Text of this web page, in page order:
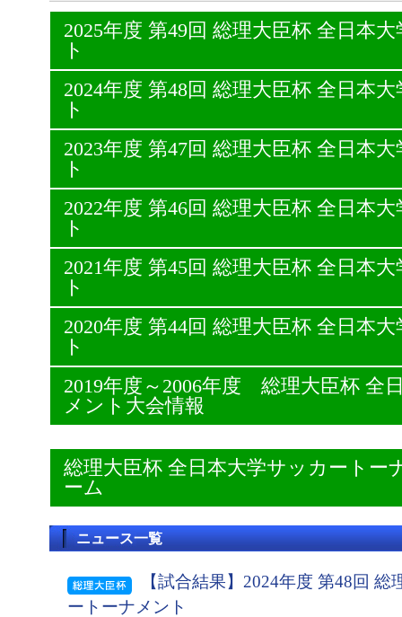
2025年度 第49回 総理大臣杯 全日本
ト
2024年度 第48回 総理大臣杯 全日本
ト
2023年度 第47回 総理大臣杯 全日本
ト
2022年度 第46回 総理大臣杯 全日本
ト
2021年度 第45回 総理大臣杯 全日本
ト
2020年度 第44回 総理大臣杯 全日本
ト
2019年度～2006年度 総理大臣杯 全
メント大会情報
総理大臣杯 全日本大学サッカート
ーム
ニュース一覧
【試合結果】2024年度 第48回
ートーナメント